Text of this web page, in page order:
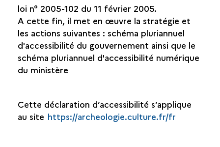
loi n° 2005-102 du 11 février 2005.
A cette fin, il met en œuvre la stratégie et
les actions suivantes : schéma pluriannuel
d'accessibilité du gouvernement ainsi que le
schéma pluriannuel d'accessibilité numérique
du ministère
Cette déclaration d’accessibilité s’applique
au site https://archeologie.culture.fr/fr